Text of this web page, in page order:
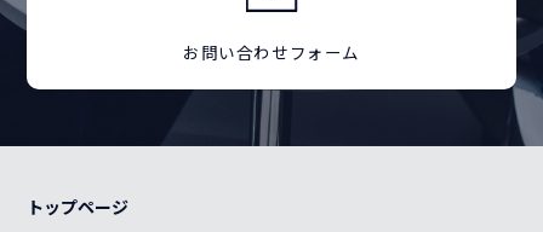
お問い合わせフォーム
トップページ